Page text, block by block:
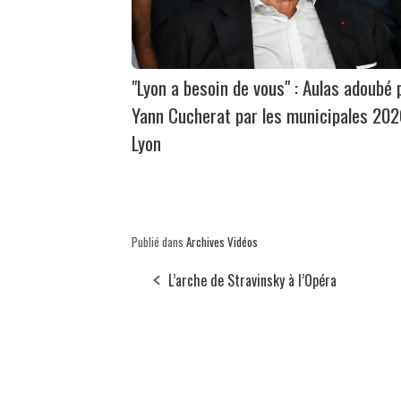
"Lyon a besoin de vous" : Aulas adoubé
Yann Cucherat par les municipales
Lyon
Publié dans Archives Vidéos
L’arche de Stravinsky à l’Opéra